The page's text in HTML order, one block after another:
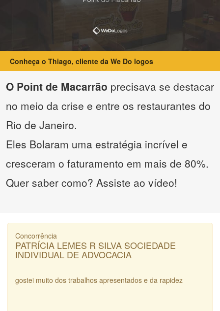
Conheça o Thiago, cliente da We Do logos
O Point de Macarrão precisava se destacar
no meio da crise e entre os restaurantes do
Rio de Janeiro.
Eles Bolaram uma estratégia incrível e
cresceram o faturamento em mais de 80%.
Quer saber como? Assiste ao vídeo!
Concorrência
PATRÍCIA LEMES R SILVA SOCIEDADE
INDIVIDUAL DE ADVOCACIA
gostei muito dos trabalhos apresentados e da rapidez